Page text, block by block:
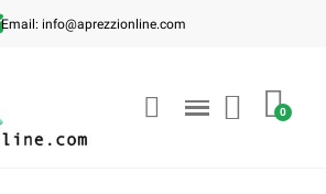
Email: info@aprezzionline.com